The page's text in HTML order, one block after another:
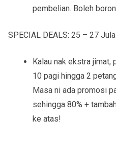
pembelian. Boleh
SPECIAL DEALS: 25 – 27
Kalau nak ekstra jimat,
10 pagi hingga 2
Masa ni ada promosi
sehingga 80% +
ke atas!